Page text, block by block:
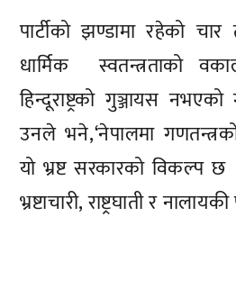
पार्टीको झण्डामा रहेको
धार्मिक स्वतन्त्रताको
हिन्दूराष्ट्रको गुञ्जायस
उनले भने,‘नेपालमा
यो भ्रष्ट सरकारको विकल्प
भ्रष्टाचारी, राष्ट्रघाती र